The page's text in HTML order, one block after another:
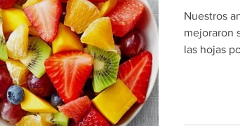
Nuestros
mejoraron
las hojas